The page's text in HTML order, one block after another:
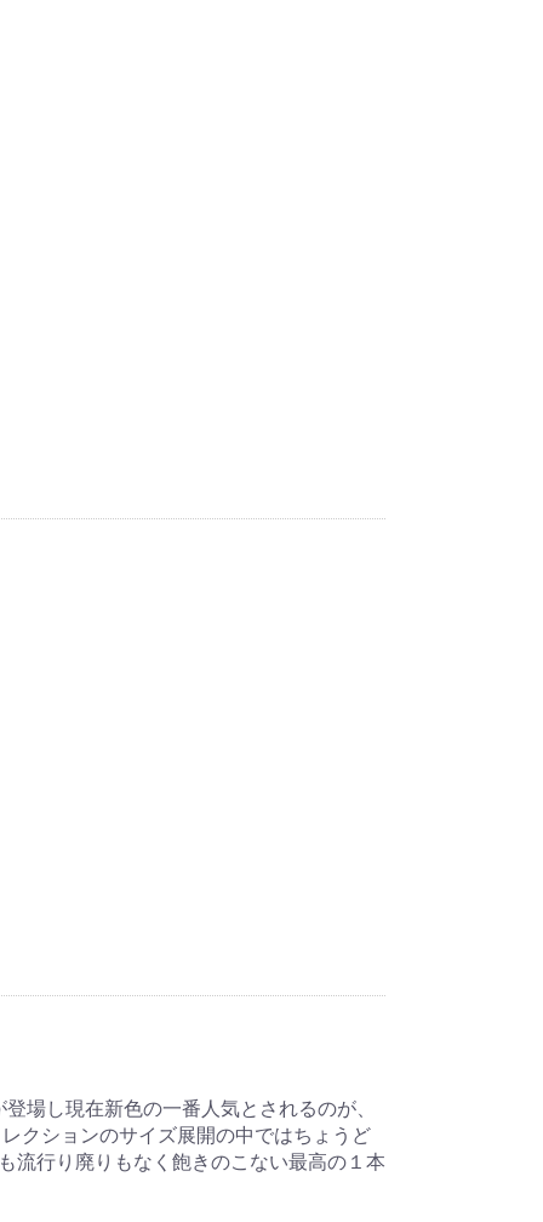
場し現在新色の一番人気とされるのが、
クションのサイズ展開の中ではちょうど
流行り廃りもなく飽きのこない最高の１本